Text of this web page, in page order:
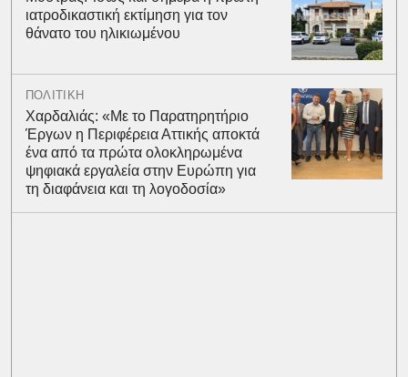
ιατροδικαστική εκτίμηση για τον
θάνατο του ηλικιωμένου
ΠΟΛΙΤΙΚΗ
Χαρδαλιάς: «Με το Παρατηρητήριο
Έργων η Περιφέρεια Αττικής αποκτά
ένα από τα πρώτα ολοκληρωμένα
ψηφιακά εργαλεία στην Ευρώπη για
τη διαφάνεια και τη λογοδοσία»